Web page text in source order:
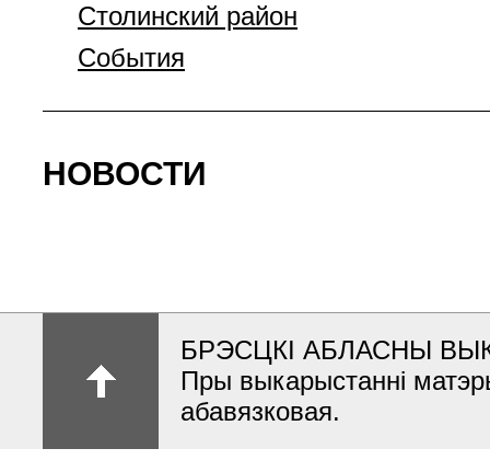
Столинский район
События
НОВОСТИ
БРЭСЦКІ АБЛАСНЫ
Пры выкарыстанні
абавязковая.